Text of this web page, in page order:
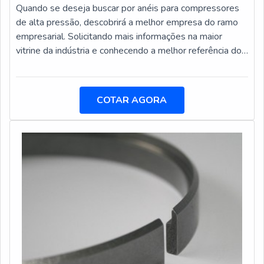
que esperam seu contato para melhor
atender.QUALIDADE COMPROVADA NO
SEGMENTOApenas na Metalúrgica Indianápolis existe o
opções disponibilizadas, como camisa de cilindros para
motores e peças para sistema de bombeamento de
concreto com ótima qualidade e assertividade.Se
diferenciando dentro de seu segmento, a empresa
consegue também proporcionar um atendimento
cuidadoso e que busca a satisfação do cliente. A
Metalúrgica Indianápolis é uma empresa que tem se
destacado no segmento pela idoneidade em tudo que
faz, garantindo o sucesso aos parceiros de ponta a
Quando se deseja buscar por anéis para compressores
de alta pressão, descobrirá a melhor empresa do ramo
empresarial. Solicitando mais informações na maior
vitrine da indústria e conhecendo a melhor referência do
alta pressão, com a Metalúrgica Indianápolis conseguirá
qualidade em todas as fases do processo de
fabricação.MAIS SOBRE ANÉIS PARA
COMPRESSORES DE ALTA PRESSÃOHá muitas
maneiras eficientes de demonstrar competência e
excelência em sua área de atuação. A Metalúrgica
Indianápolis foca sua estratégia em produzir uma
onde são realizadas as atividades; Tecnologia de ponta;
Capacidade instalada de 120 toneladas/mês de peças
acabadas, por turno de trabalho. Tudo isso para garantir
que se tenha anéis para compressores com excelente
COTAR AGORA